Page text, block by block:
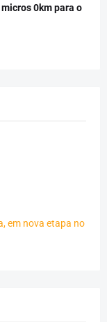
0km para o
em nova etapa no